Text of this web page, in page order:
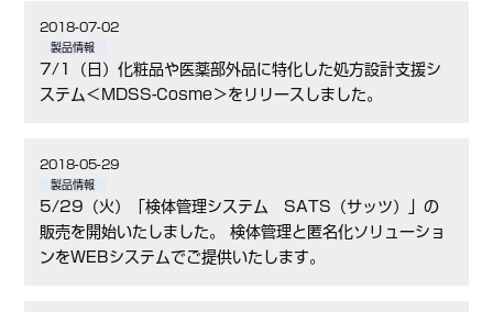
2018-07-02
製品情報
7/1（日）化粧品や医薬部外品に特化した処方設計支援シ
ステム＜MDSS-Cosme＞をリリースしました。
2018-05-29
製品情報
5/29（火）「検体管理システム SATS（サッツ）」の
販売を開始いたしました。 検体管理と匿名化ソリューショ
ンをWEBシステムでご提供いたします。